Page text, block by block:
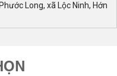
Long, xã Lộc Ninh, Hớn